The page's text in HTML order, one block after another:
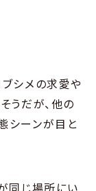
シメの求愛や
うだが、他の
シーンが目と
同じ場所にい